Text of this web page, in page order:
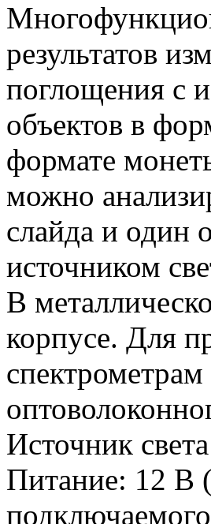
результатов
поглощения с
объектов в
формате
можно
слайда и один
источником
В
корпусе. Для
Источник
Питание: 12 В